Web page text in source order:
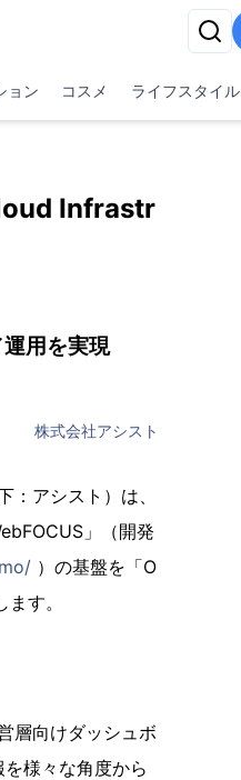
ョン コスメ ライフスタイル
Infrastr
用を実現
株式会社アシスト
：アシスト）は、
」（開発
）の基盤を「O
す。
層向けダッシュボ
様々な角度から